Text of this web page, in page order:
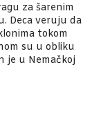
za šarenim
Deca veruju da
tokom
su u obliku
je u Nemačkoj